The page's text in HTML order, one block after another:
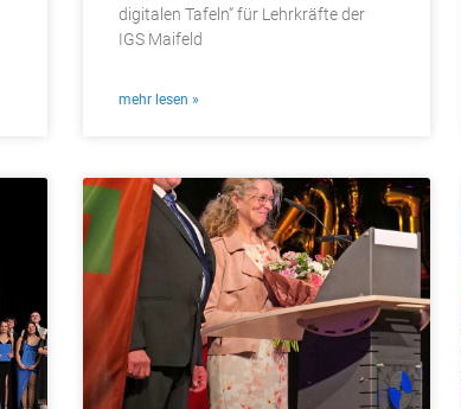
digitalen Tafeln“ für Lehrkräfte der
IGS Maifeld
mehr lesen »